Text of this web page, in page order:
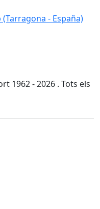
- España)
1962 - 2026 . Tots els